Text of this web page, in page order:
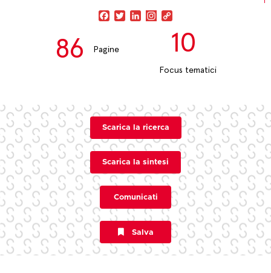
Facebook
TwitterLinkedIn
86 Pagine 10
Focus tematici
Scarica la ricerca
Scarica la sintesi
Comunicati
Salva